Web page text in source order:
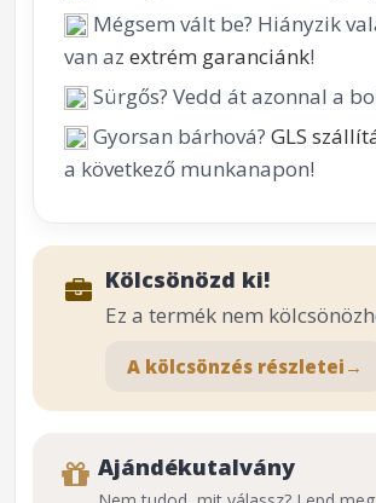
Mégsem vált be? Hiányzik
van az extrém garanciánk!
Sürgős? Vedd át azonnal a
Gyorsan bárhová? GLS
a következő munkanapon!
Kölcsönözd ki!
Ez a termék nem
A kölcsönzés részletei →
Ajándékutalvány